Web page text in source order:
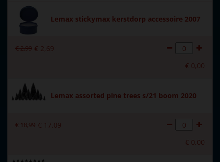
Soort Mens & dier
Introductiejaar
Met verlichting
Met muziek Nee
Lemax stickymax kerstdorp accessoire 2007
€2,99 € 2,69
€ 0,00
Lemax assorted pine trees s/21 boom 2020
€18,99 € 17,09
€ 0,00